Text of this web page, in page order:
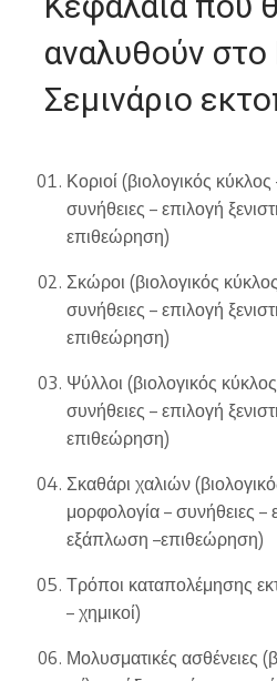
αναλυθούν στο
Σεμινάριο
Κοριοί (βιολογικός
συνήθειες – επιλογή
επιθεώρηση)
Σκώροι (βιολογικός
συνήθειες – επιλογή
επιθεώρηση)
Ψύλλοι (βιολογικός
συνήθειες – επιλογή
επιθεώρηση)
Σκαθάρι χαλιών
μορφολογία – συνήθειες –
εξάπλωση –επιθεώρηση)
Τρόποι καταπολέμησης
– χημικοί)
Μολυσματικές ασθένειες